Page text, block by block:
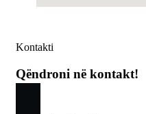
Kontakti
Qëndroni në kontakt!